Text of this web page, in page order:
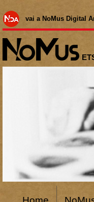
vai a NoMus Digital